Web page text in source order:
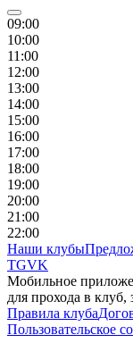
09:00
10:00
11 :00
12:00
13:00
14:00
15:00
16:00
17:00
18:00
19:00
20:00
21 :00
22:00
Наши клубы
TGVK
Мобильное
для прохода в
Правила клуба
Пользовательское